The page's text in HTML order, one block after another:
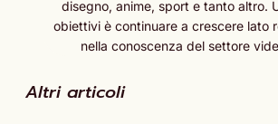
disegno, anime, sport e tanto altro.
obiettivi è continuare a crescere lato
nella conoscenza del settore
Altri articoli